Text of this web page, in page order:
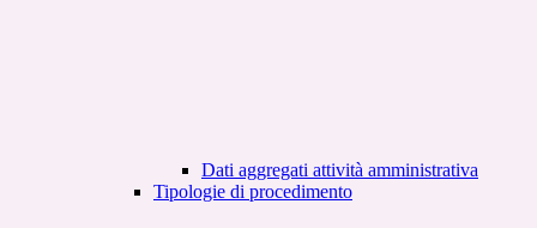
Dati aggregati attività amministrativa
Tipologie di procedimento